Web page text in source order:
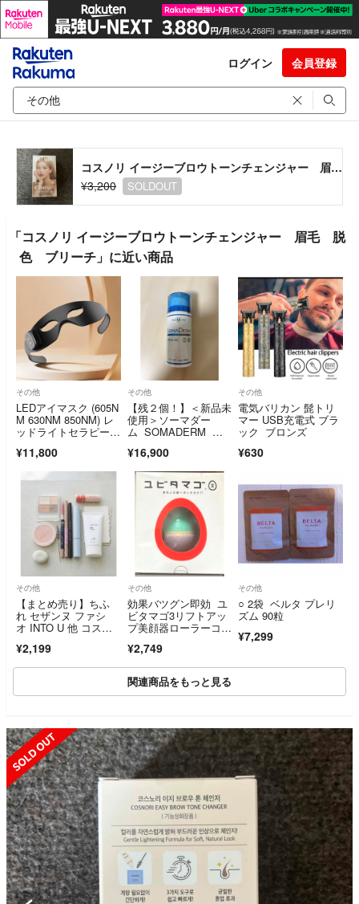
ログイン 会員登録
コスノリ イージーブロウトーンチェンジャー 眉毛 脱色 ブリーチ
¥3,200
SOLDOUT
「コスノリ イージーブロウトーンチェンジャー 眉毛 脱
色 ブリーチ」に近い商品
その他
LEDアイマスク (605N
M 630NM 850NM) レ
ッドライトセラピー E
¥11,800
その他
【残２個！】＜新品未
使用＞ソーマダー
ム SOMADERM ソ
¥16,900
その他
電気バリカン 髭トリ
マー USB充電式 ブラ
ック ブロンズ
¥630
その他
【まとめ売り】ちふ
れ セザンヌ ファシ
オ INTO U 他 コスメ
¥2,199
その他
効果バツグン即効 ユ
ビタマゴ3リフトアッ
プ美顔器ローラーコリ
し毛穴引き締めオイル
充電不要フェイシャル
マッサージ
¥2,749
その他
○ 2袋 ベルタ プレリ
ズム 90粒
¥7,299
関連商品をもっと見る
SOLD OUT